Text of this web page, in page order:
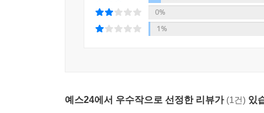
0%
1%
예스24에서 우수작으로 선정한 리뷰가 (1건) 있